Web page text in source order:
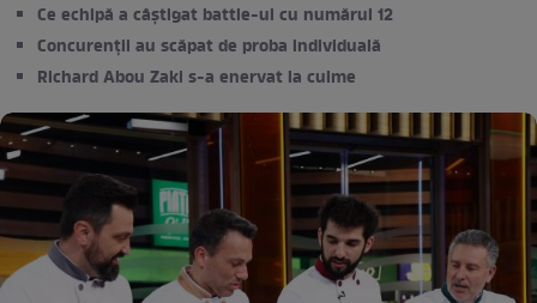
Ce echipă a câștigat battle-ul cu numărul 12
Concurenții au scăpat de proba individuală
Richard Abou Zaki s-a enervat la culme